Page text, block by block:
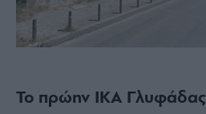
Το πρώην ΙΚΑ Γλυφάδας